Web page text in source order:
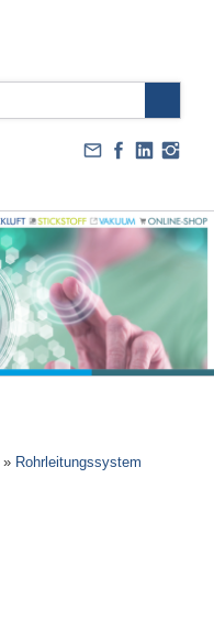
» Rohrleitungssystem